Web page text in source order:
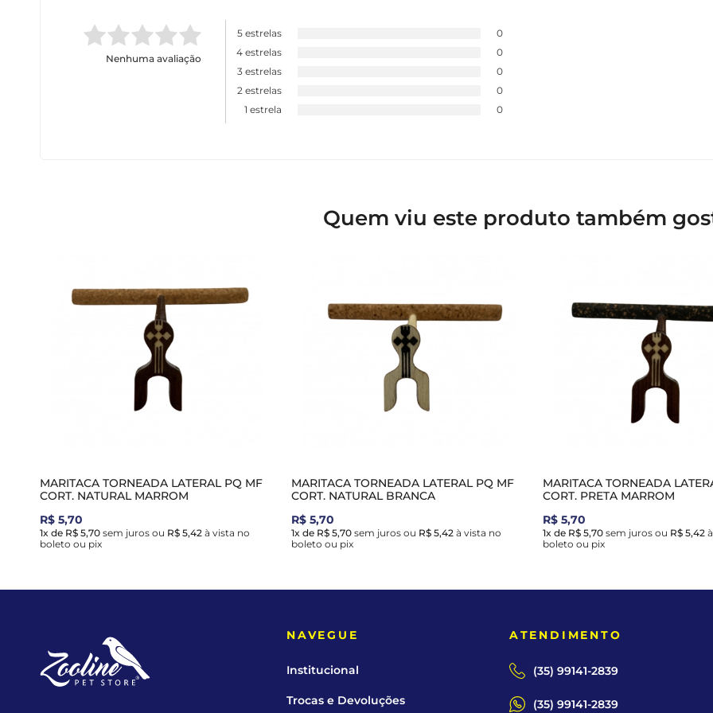
Nenhuma avaliação
5 estrelas
0
4 estrelas
0
3 estrelas
0
2 estrelas
0
1 estrela
0
Quem viu este produto também
MARITACA TORNEADA LATERAL PQ MF
CORT. NATURAL MARROM
R$ 5,70
1x de R$ 5,70 sem juros ou R$ 5,42 à vista no
boleto ou pix
MARITACA TORNEADA LATERAL PQ MF
CORT. NATURAL BRANCA
R$ 5,70
1x de R$ 5,70 sem juros ou R$ 5,42 à vista no
boleto ou pix
MARITACA TORNEADA
CORT. PRETA MARROM
R$ 5,70
1x de R$ 5,70 sem juros ou R$ 5,42
boleto ou pix
NAVEGUE
Institucional
Trocas e Devoluções
ATENDIMENTO
(35) 99141-2839
(35) 99141-2839